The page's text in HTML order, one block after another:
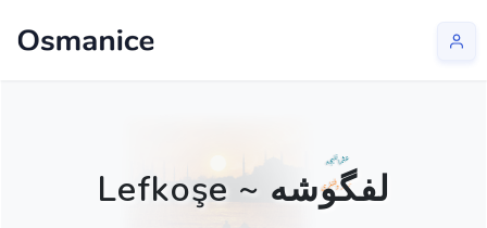
Lefkoşe ~ لفگوشه